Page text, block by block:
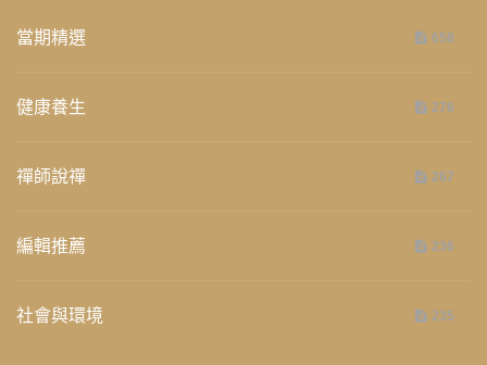
當期精選 658
健康養生 276
禪師說禪 267
編輯推薦 236
社會與環境 235